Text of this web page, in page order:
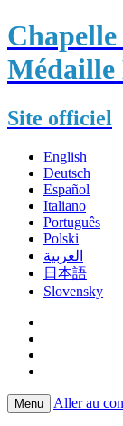
Médaille
Site officiel
English
Deutsch
Español
Italiano
Português
Polski
العربية
日本語
Slovensky
Menu Aller au